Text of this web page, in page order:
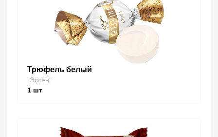
Трюфель белый
"Эссен"
1 шт